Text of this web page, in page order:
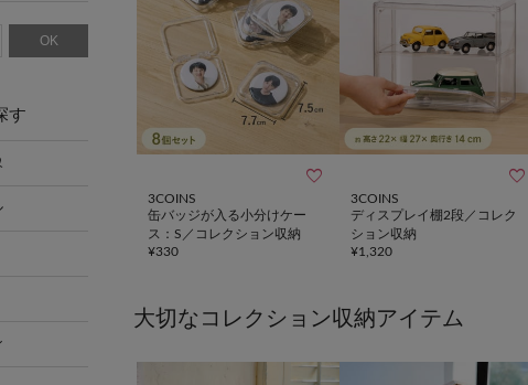

3COINS
缶バッジが入る小分けケー
ス：S／コレクション収納
¥330

3COINS
ディスプレイ棚2段／コレク
ション収納
¥1,320
大切なコレクション収納アイテム
OK
す